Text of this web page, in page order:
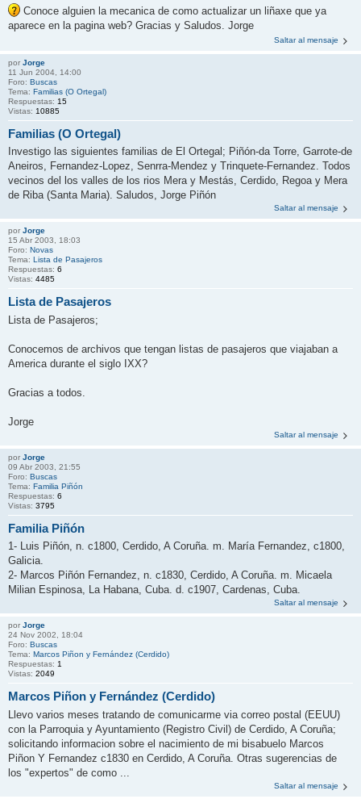
Conoce alguien la mecanica de como actualizar un liñaxe que ya
aparece en la pagina web? Gracias y Saludos. Jorge
Saltar al mensaje
por Jorge
11 Jun 2004, 14:00
Foro: Buscas
Tema: Familias (O Ortegal)
Respuestas: 15
Vistas: 10885
Familias (O Ortegal)
Investigo las siguientes familias de El Ortegal; Piñón-da Torre, Garrote-de
Aneiros, Fernandez-Lopez, Senrra-Mendez y Trinquete-Fernandez. Todos
vecinos del los valles de los rios Mera y Mestás, Cerdido, Regoa y Mera
de Riba (Santa Maria). Saludos, Jorge Piñón
Saltar al mensaje
por Jorge
15 Abr 2003, 18:03
Foro: Novas
Tema: Lista de Pasajeros
Respuestas: 6
Vistas: 4485
Lista de Pasajeros
Lista de Pasajeros;
Conocemos de archivos que tengan listas de pasajeros que viajaban a
America durante el siglo IXX?
Gracias a todos.
Jorge
Saltar al mensaje
por Jorge
09 Abr 2003, 21:55
Foro: Buscas
Tema: Familia Piñón
Respuestas: 6
Vistas: 3795
Familia Piñón
1- Luis Piñón, n. c1800, Cerdido, A Coruña. m. María Fernandez, c1800,
Galicia.
2- Marcos Piñón Fernandez, n. c1830, Cerdido, A Coruña. m. Micaela
Milian Espinosa, La Habana, Cuba. d. c1907, Cardenas, Cuba.
Saltar al mensaje
por Jorge
24 Nov 2002, 18:04
Foro: Buscas
Tema: Marcos Piñon y Fernández (Cerdido)
Respuestas: 1
Vistas: 2049
Marcos Piñon y Fernández (Cerdido)
Llevo varios meses tratando de comunicarme via correo postal (EEUU)
con la Parroquia y Ayuntamiento (Registro Civil) de Cerdido, A Coruña;
solicitando informacion sobre el nacimiento de mi bisabuelo Marcos
Piñon Y Fernandez c1830 en Cerdido, A Coruña. Otras sugerencias de
los "expertos" de como ...
Saltar al mensaje